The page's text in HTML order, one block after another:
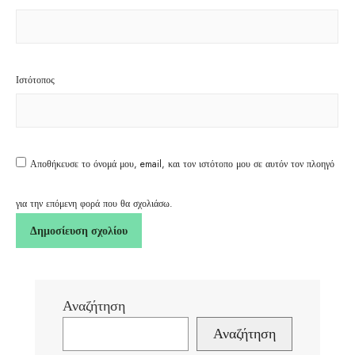
Ιστότοπος
Αποθήκευσε το όνομά μου, email, και τον ιστότοπο μου σε αυτόν τον πλοηγό
για την επόμενη φορά που θα σχολιάσω.
Αναζήτηση
Αναζήτηση